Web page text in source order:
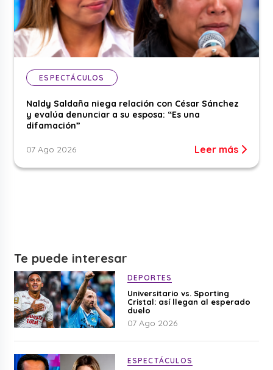
ESPECTÁCULOS
Naldy Saldaña niega relación con César Sánchez
y evalúa denunciar a su esposa: “Es una
difamación”
07 Ago 2026 Leer más
Te puede interesar
DEPORTES
Universitario vs. Sporting
Cristal: así llegan al esperado
duelo
07 Ago 2026
ESPECTÁCULOS